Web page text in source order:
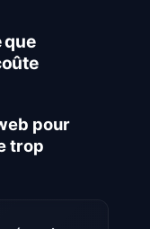
que
pour
trop